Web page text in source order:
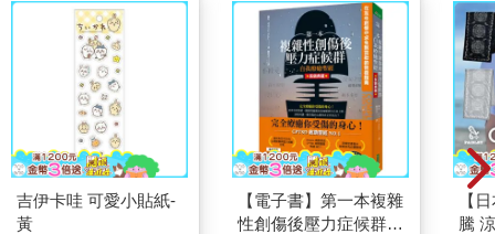
吉伊卡哇 可愛小貼紙-
黃
【電子書】第一本複雜
性創傷後壓力症候群自
【
騰